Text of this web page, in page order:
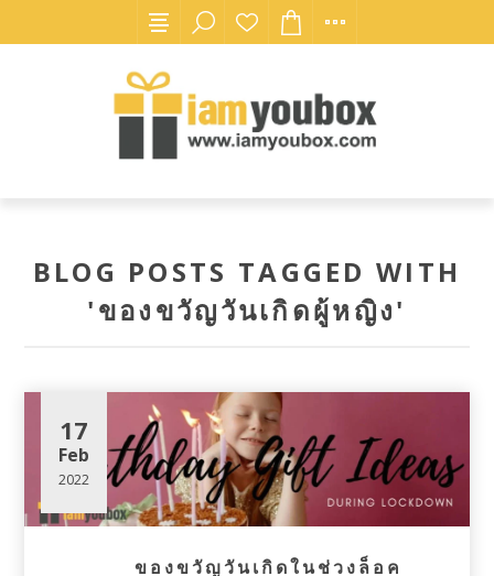
BLOG POSTS TAGGED WITH
'ของขวัญวันเกิดผู้หญิง'
ของขวัญวันเกิดในช่วงล็อค
17
Feb
2022